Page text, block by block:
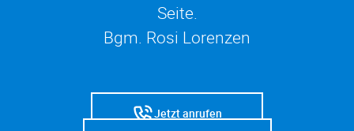
Seite.
Bgm. Rosi Lorenzen
Jetzt anrufen